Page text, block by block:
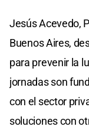
Jesús Acevedo,
Buenos Aires,
para prevenir la
jornadas son
con el sector
soluciones con